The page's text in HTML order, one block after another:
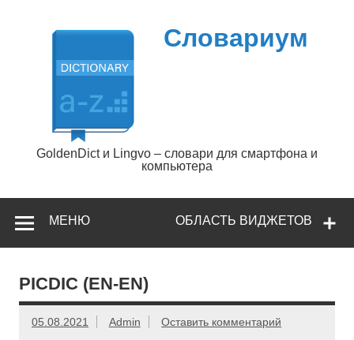
содержимому
Словариум
GoldenDict и Lingvo – словари для смартфона и
компьютера
ОБЛАСТЬ ВИДЖЕТОВ
МЕНЮ
PICDIC (EN-EN)
05.08.2021 Admin Оставить комментарий